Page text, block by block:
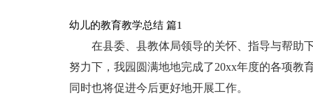
幼儿的教育教学总结 篇1
在县委、县教体局领导的关怀、指导与帮助
努力下，我园圆满地地完成了20xx年度的各项教
同时也将促进今后更好地开展工作。